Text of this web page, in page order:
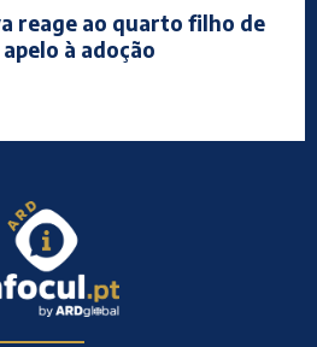
reage ao quarto filho de
à adoção